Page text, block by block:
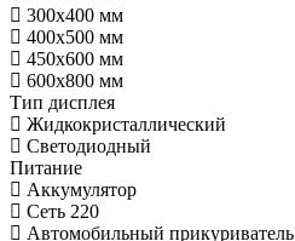
300х400 мм
400х500 мм
450х600 мм
600х800 мм
Тип дисплея
Жидкокристаллический
Светодиодный
Питание
Аккумулятор
Сеть 220
Автомобильный прикуриватель